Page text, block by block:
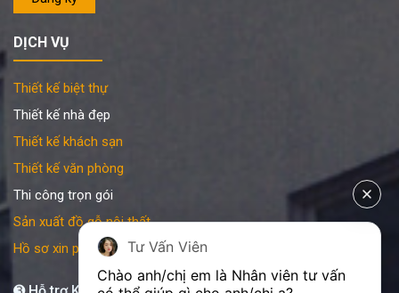
DỊCH VỤ
Thiết kế biệt thự
Thiết kế nhà đẹp
Thiết kế khách sạn
Thiết kế văn phòng
Thi công trọn gói
Sản xuất đồ gỗ nội thất
Hồ sơ xin phép xây dựngTư Vấn Viên
Chào anh/chị em là Nhân viên tư vấn